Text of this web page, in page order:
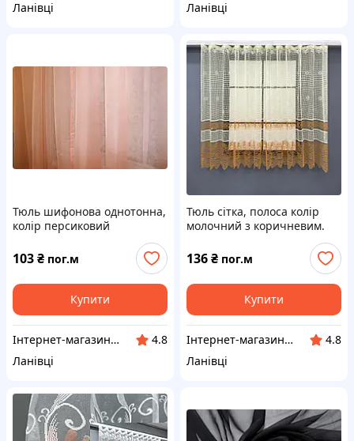
Ланівці
Ланівці
Тюль шифонова однотонна,
колір персиковий
103₴ пог.м
Купити
Інтернет-магазин "VR-Textil"
4.8
Ланівці
Тюль сітка, полоса колір
молочний з коричневим.
136₴ пог.м
Купити
Інтернет-магазин "VR-Textil"
4.8
Ланівці